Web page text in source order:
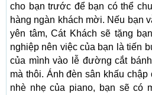
cho bạn trước để bạn có thể
hàng ngàn khách mời. Nếu bạn
yên tâm, Cát Khách sẽ tặng
nghiệp nên việc của bạn là tiến
của mình vào lễ đường cắt
mà thôi. Ánh đèn sân khấu
nhè nhẹ của piano, bạn sẽ có